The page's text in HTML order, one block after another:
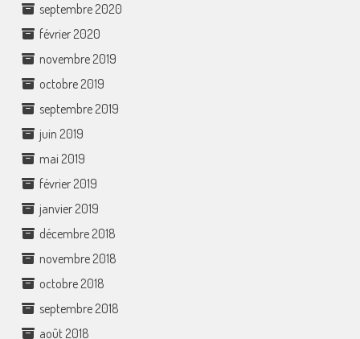
septembre 2020
février 2020
novembre 2019
octobre 2019
septembre 2019
juin 2019
mai 2019
février 2019
janvier 2019
décembre 2018
novembre 2018
octobre 2018
septembre 2018
août 2018